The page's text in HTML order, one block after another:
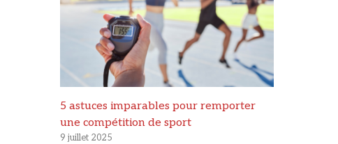
5 astuces imparables pour remporter
une compétition de sport
9 juillet 2025